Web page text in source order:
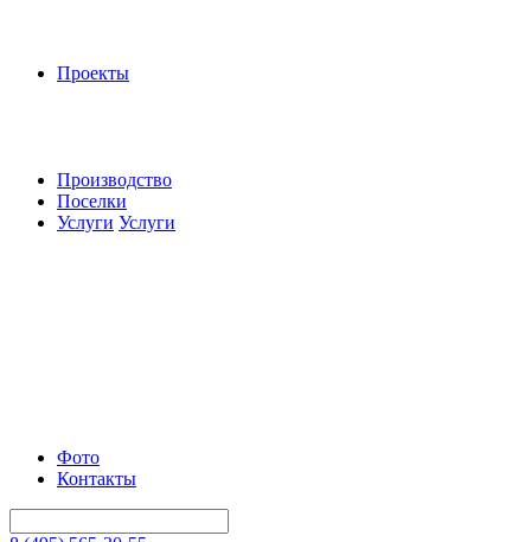
Проекты
Производство
Поселки
Услуги Услуги
Фото
Контакты